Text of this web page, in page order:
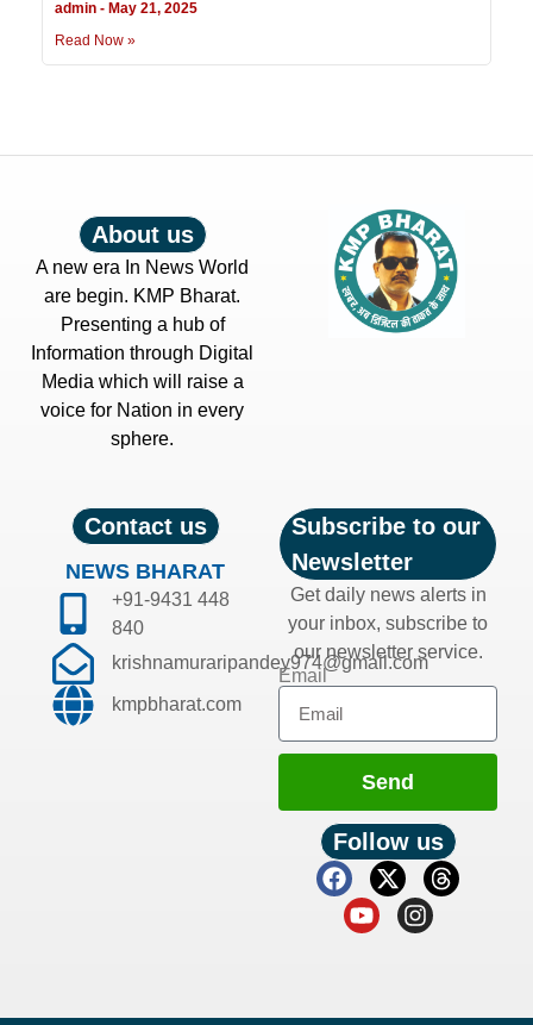
admin
May 21, 2025
Read Now »
About us
A new era In News World
are begin. KMP Bharat.
Presenting a hub of
Information through Digital
Media which will raise a
voice for Nation in every
sphere.
Contact us
NEWS BHARAT
+91-9431 448
840
krishnamuraripandey974@gmail.com
kmpbharat.com
Subscribe to our
Newsletter
Get daily news alerts in
your inbox, subscribe to
our newsletter service.
Email
Send
Follow us